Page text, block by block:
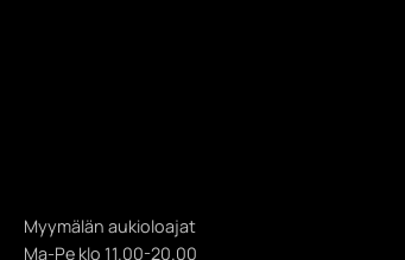
Myymälän aukioloajat
Ma-Pe klo 11.00-20.00